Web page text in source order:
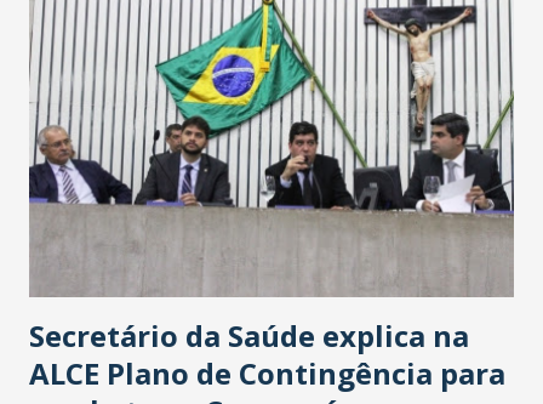
Secretário da Saúde explica na
ALCE Plano de Contingência para